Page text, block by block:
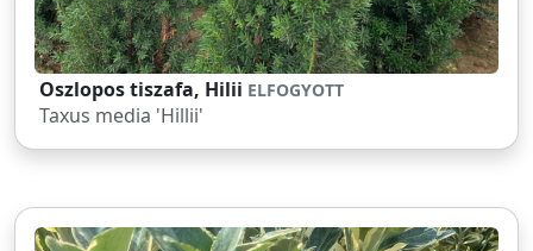
Oszlopos tiszafa, Hilii ELFOGYOTT
Taxus media 'Hillii'